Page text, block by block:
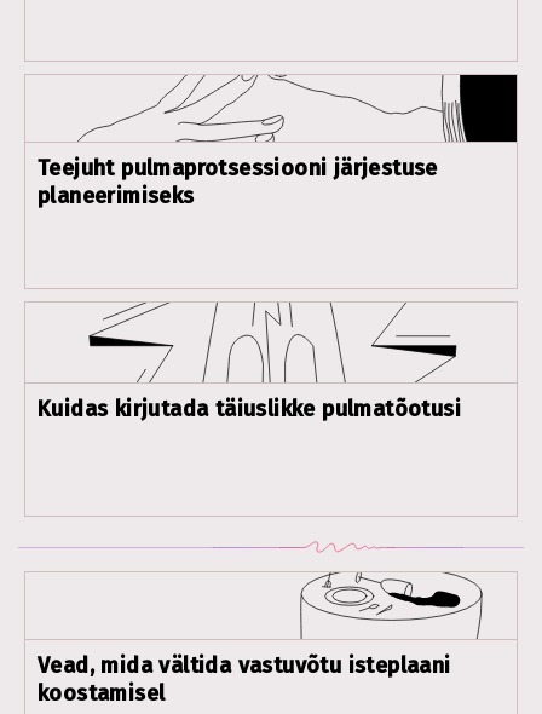
Teejuht pulmaprotsessiooni järjestuse
planeerimiseks
Kuidas kirjutada täiuslikke pulmatõotusi
Vead, mida vältida vastuvõtu isteplaani
koostamisel